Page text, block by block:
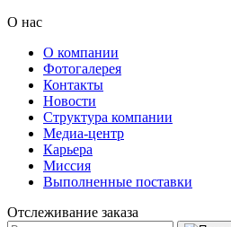
О нас
О компании
Фотогалерея
Контакты
Новости
Структура компании
Медиа-центр
Карьера
Миссия
Выполненные поставки
Отслеживание заказа